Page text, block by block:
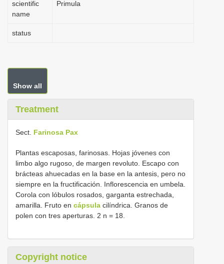
scientific
name
Primula
status
Show all
Treatment
Sect. Farinosa Pax
Plantas escaposas, farinosas. Hojas jóvenes con
limbo algo rugoso, de margen revoluto. Escapo con
brácteas ahuecadas en la base en la antesis, pero no
siempre en la fructificación. Inflorescencia en umbela.
Corola con lóbulos rosados, garganta estrechada,
amarilla. Fruto en cápsula cilíndrica. Granos de
polen con tres aperturas. 2 n = 18.
Copyright notice